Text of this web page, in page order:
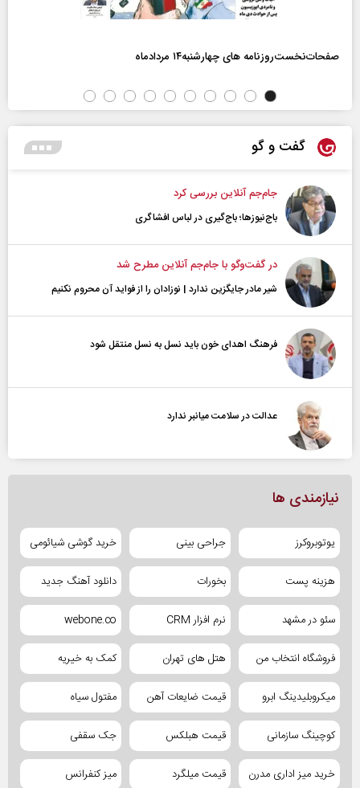
صفحات‌نخست‌روزنامه ها‌ی چهارشنبه‌۱۴ مردادماه
گفت و گو
جام‌جم آنلاین بررسی کرد
باج‌نیوزها؛ باج‌گیری در لباس افشاگری
در گفت‌و‌گو با جام‌جم آنلاین مطرح شد
شیر مادر جایگزین ندارد | نوزادان را از فواید آن محروم نکنیم
فرهنگ اهدای خون باید نسل به نسل منتقل شود
عدالت در سلامت میانبر ندارد
نیازمندی ها
یوتوبروکرز جراحی بینی خرید گوشی شیائومی
هزینه پست بخورات دانلود آهنگ جدید
سئو در مشهد نرم افزار CRM webone.co
فروشگاه انتخاب من هتل های تهران کمک به خیریه
میکروبلیدینگ ابرو قیمت ضایعات آهن مفتول سیاه
کوچینگ سازمانی قیمت هبلکس جک سقفی
خرید میز اداری مدرن قیمت میلگرد میز کنفرانس